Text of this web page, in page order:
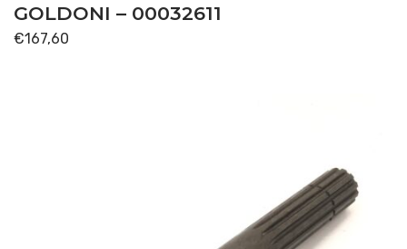
GOLDONI – 00032611
€167,60